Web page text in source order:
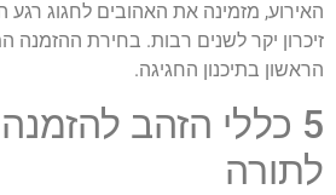
האירוע, מזמינה את האהובים לחגוג רגע
זיכרון יקר לשנים רבות. בחירת
הראשון בתיכנון החגיגה.
5 כללי הזהב
לתורה